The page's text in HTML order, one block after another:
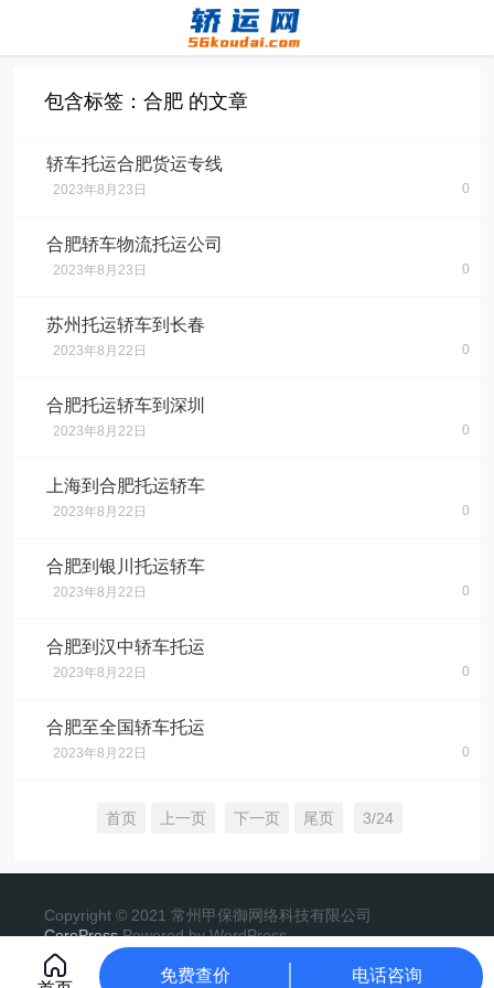
包含标签：合肥 的文章
轿车托运合肥货运专线
2023年8月23日 0
合肥轿车物流托运公司
2023年8月23日 0
苏州托运轿车到长春
2023年8月22日 0
合肥托运轿车到深圳
2023年8月22日 0
上海到合肥托运轿车
2023年8月22日 0
合肥到银川托运轿车
2023年8月22日 0
合肥到汉中轿车托运
2023年8月22日 0
合肥至全国轿车托运
2023年8月22日 0
首页 上一页 下一页 尾页 3/24
免费查价 电话咨询
Copyright © 2021 常州甲保御网络科技有限公司
CorePress Powered by WordPress
苏ICP备17025925号-5